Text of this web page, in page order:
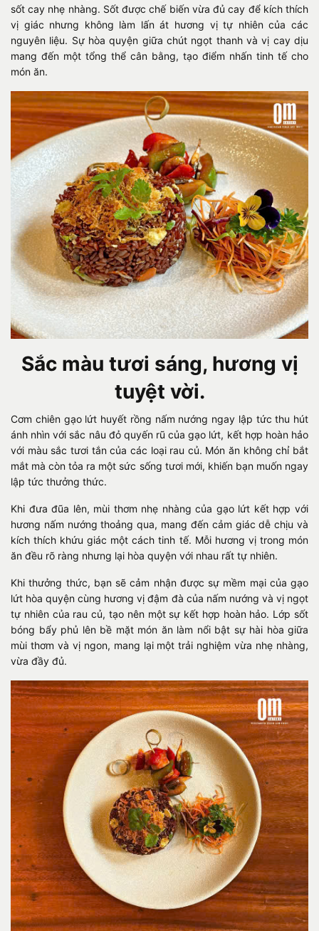
sốt cay nhẹ nhàng. Sốt được chế biến vừa đủ cay để kích thích
vị giác nhưng không làm lấn át hương vị tự nhiên của các
nguyên liệu. Sự hòa quyện giữa chút ngọt thanh và vị cay dịu
mang đến một tổng thể cân bằng, tạo điểm nhấn tinh tế cho
món ăn.
Sắc màu tươi sáng, hương vị
tuyệt vời.
Cơm chiên gạo lứt huyết rồng nấm nướng ngay lập tức thu hút
ánh nhìn với sắc nâu đỏ quyến rũ của gạo lứt, kết hợp hoàn hảo
với màu sắc tươi tắn của các loại rau củ. Món ăn không chỉ bắt
mắt mà còn tỏa ra một sức sống tươi mới, khiến bạn muốn ngay
lập tức thưởng thức.
Khi đưa đũa lên, mùi thơm nhẹ nhàng của gạo lứt kết hợp với
hương nấm nướng thoảng qua, mang đến cảm giác dễ chịu và
kích thích khứu giác một cách tinh tế. Mỗi hương vị trong món
ăn đều rõ ràng nhưng lại hòa quyện với nhau rất tự nhiên.
Khi thưởng thức, bạn sẽ cảm nhận được sự mềm mại của gạo
lứt hòa quyện cùng hương vị đậm đà của nấm nướng và vị ngọt
tự nhiên của rau củ, tạo nên một sự kết hợp hoàn hảo. Lớp sốt
bóng bẩy phủ lên bề mặt món ăn làm nổi bật sự hài hòa giữa
mùi thơm và vị ngon, mang lại một trải nghiệm vừa nhẹ nhàng,
vừa đầy đủ.